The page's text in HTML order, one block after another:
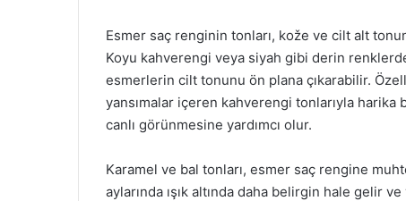
Esmer saç renginin tonları, kože ve cilt alt
Koyu kahverengi veya siyah gibi derin
esmerlerin cilt tonunu ön plana çıkarabilir.
yansımalar içeren kahverengi tonlarıyla harika
canlı görünmesine yardımcı olur.
Karamel ve bal tonları, esmer saç rengine
aylarında ışık altında daha belirgin hale gelir